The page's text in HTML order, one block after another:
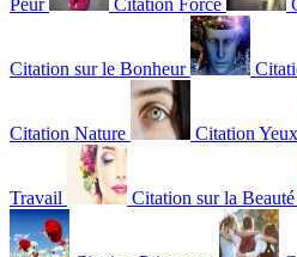
Citation sur le Bonheur
Citation Nature Citation Yeux
Travail Citation sur la Beauté